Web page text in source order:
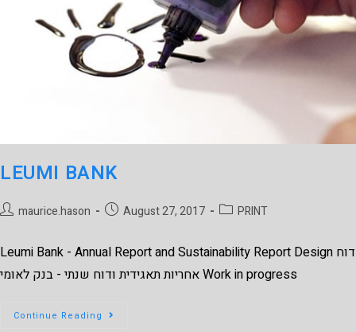
LEUMI BANK
maurice.hason August 27, 2017 PRINT
Leumi Bank - Annual Report and Sustainability Report Design דוח
אחריות תאגידית ודוח שנתי - בנק לאומי Work in progress
Continue Reading